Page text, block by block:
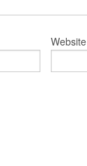
Website